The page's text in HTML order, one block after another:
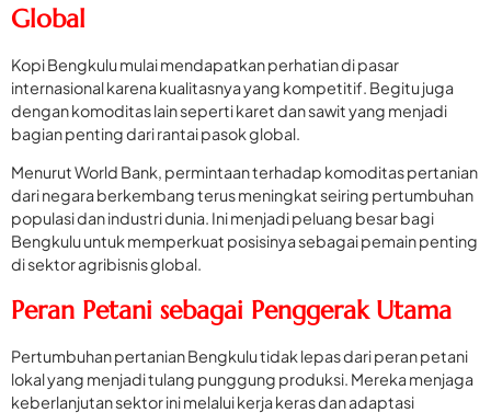
Global
Kopi Bengkulu mulai mendapatkan perhatian di pasar
internasional karena kualitasnya yang kompetitif. Begitu juga
dengan komoditas lain seperti karet dan sawit yang menjadi
bagian penting dari rantai pasok global.
Menurut World Bank, permintaan terhadap komoditas pertanian
dari negara berkembang terus meningkat seiring pertumbuhan
populasi dan industri dunia. Ini menjadi peluang besar bagi
Bengkulu untuk memperkuat posisinya sebagai pemain penting
di sektor agribisnis global.
Peran Petani sebagai Penggerak Utama
Pertumbuhan pertanian Bengkulu tidak lepas dari peran petani
lokal yang menjadi tulang punggung produksi. Mereka menjaga
keberlanjutan sektor ini melalui kerja keras dan adaptasi